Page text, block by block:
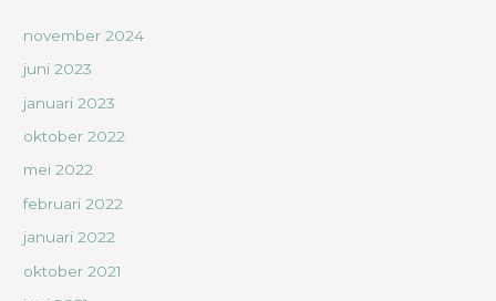
november 2024
juni 2023
januari 2023
oktober 2022
mei 2022
februari 2022
januari 2022
oktober 2021